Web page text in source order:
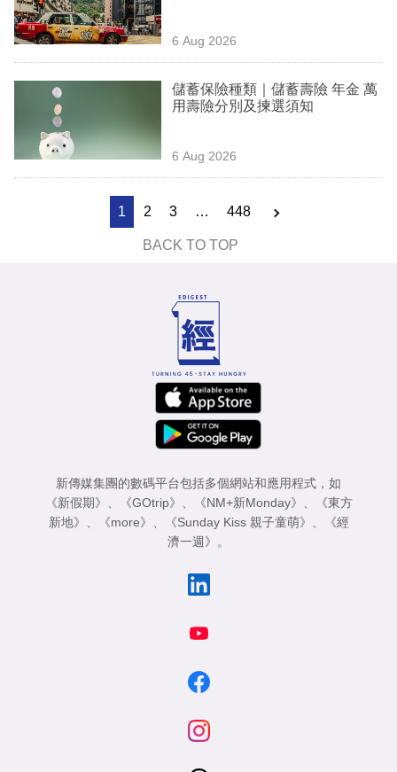
6 Aug 2026
儲蓄保險種類｜儲蓄壽險 年金 萬
用壽險分別及揀選須知
6 Aug 2026
1 2 3 … 448
BACK TO TOP
新傳媒集團的數碼平台包括多個網站和應用程式，如
《新假期》
《GOtrip》 《NM+新Monday》
《東方
新地》
《more》 《Sunday Kiss 親子童萌》
《經
濟一週》
。